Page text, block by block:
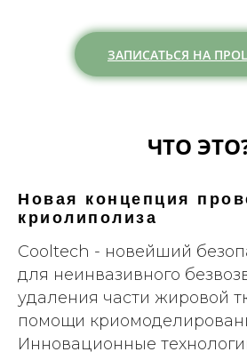
ЗАПИСАТЬСЯ НА
ОТ 12 000 ₽
ЧТО
Новая концепция
криолиполиза
Сooltech - новейший
для неинвазивного
удаления части жировой
помощи
Инновационные